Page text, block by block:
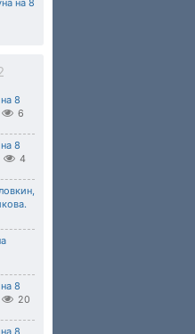
на 8
8
6
8
4
8
20
8